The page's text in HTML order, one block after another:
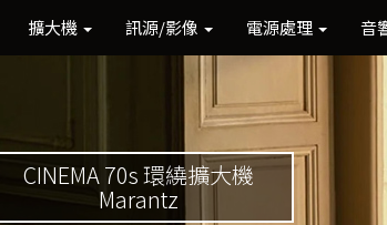
擴大機 訊源/影像 電源處理 音
CINEMA 70s 環繞擴大機
Marantz